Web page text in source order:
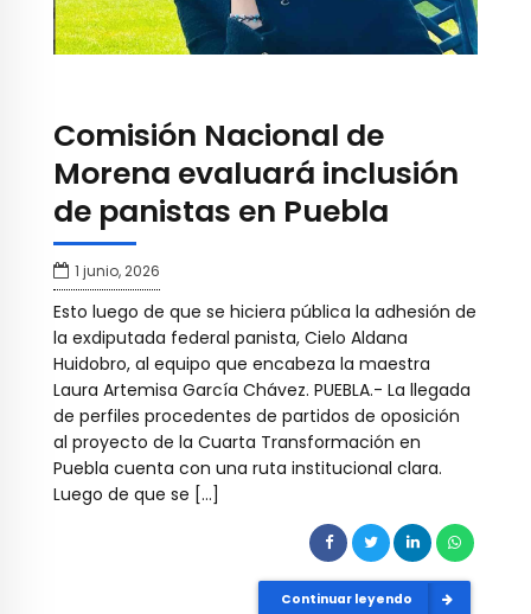
Comisión Nacional de
Morena evaluará inclusión
de panistas en Puebla
1 junio, 2026
Esto luego de que se hiciera pública la adhesión de
la exdiputada federal panista, Cielo Aldana
Huidobro, al equipo que encabeza la maestra
Laura Artemisa García Chávez. PUEBLA.- La llegada
de perfiles procedentes de partidos de oposición
al proyecto de la Cuarta Transformación en
Puebla cuenta con una ruta institucional clara.
Luego de que se […]
Continuar leyendo